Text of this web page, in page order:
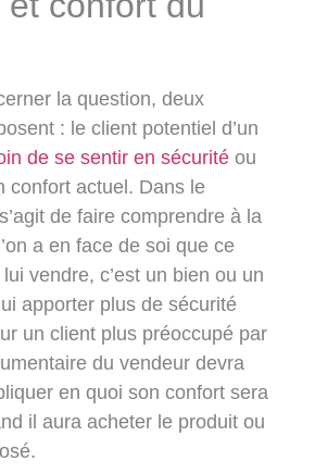
la question, deux
: le client potentiel d’un
de se sentir en sécurité ou
confort actuel. Dans le
de faire comprendre à la
a en face de soi que ce
vendre, c’est un bien ou un
apporter plus de sécurité
un client plus préoccupé par
du vendeur devra
en quoi son confort sera
il aura acheter le produit ou